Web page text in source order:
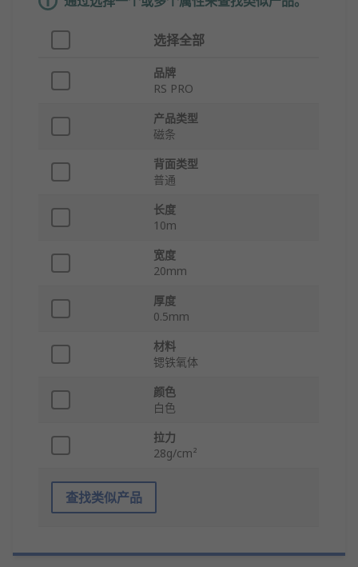
选择全部
品牌
RS PRO
产品类型
磁条
背面类型
普通
长度
10m
宽度
20mm
厚度
0.5mm
材料
锶铁氧体
颜色
白色
拉力
28g/cm²
查找类似产品